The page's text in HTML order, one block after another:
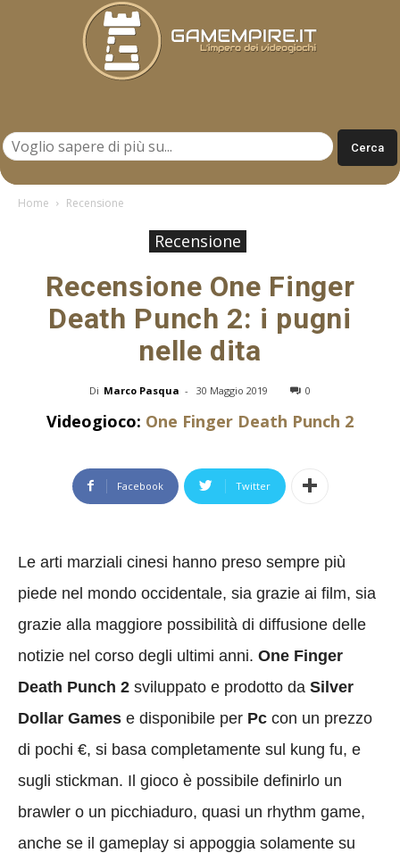
Home Recensione
Recensione
Recensione One Finger
Death Punch 2: i pugni
nelle dita
Di Marco Pasqua - 30 Maggio 2019 0
Videogioco: One Finger Death Punch 2
Facebook Twitter
Le arti marziali cinesi hanno preso sempre più
piede nel mondo occidentale, sia grazie ai film, sia
grazie alla maggiore possibilità di diffusione delle
notizie nel corso degli ultimi anni. One Finger
Death Punch 2 sviluppato e prodotto da Silver
Dollar Games e disponibile per Pc con un prezzo
di pochi €, si basa completamente sul kung fu, e
sugli stickman. Il gioco è possibile definirlo un
brawler o un picchiaduro, quasi un rhythm game,
anche se il gameplay si appoggia solamente su